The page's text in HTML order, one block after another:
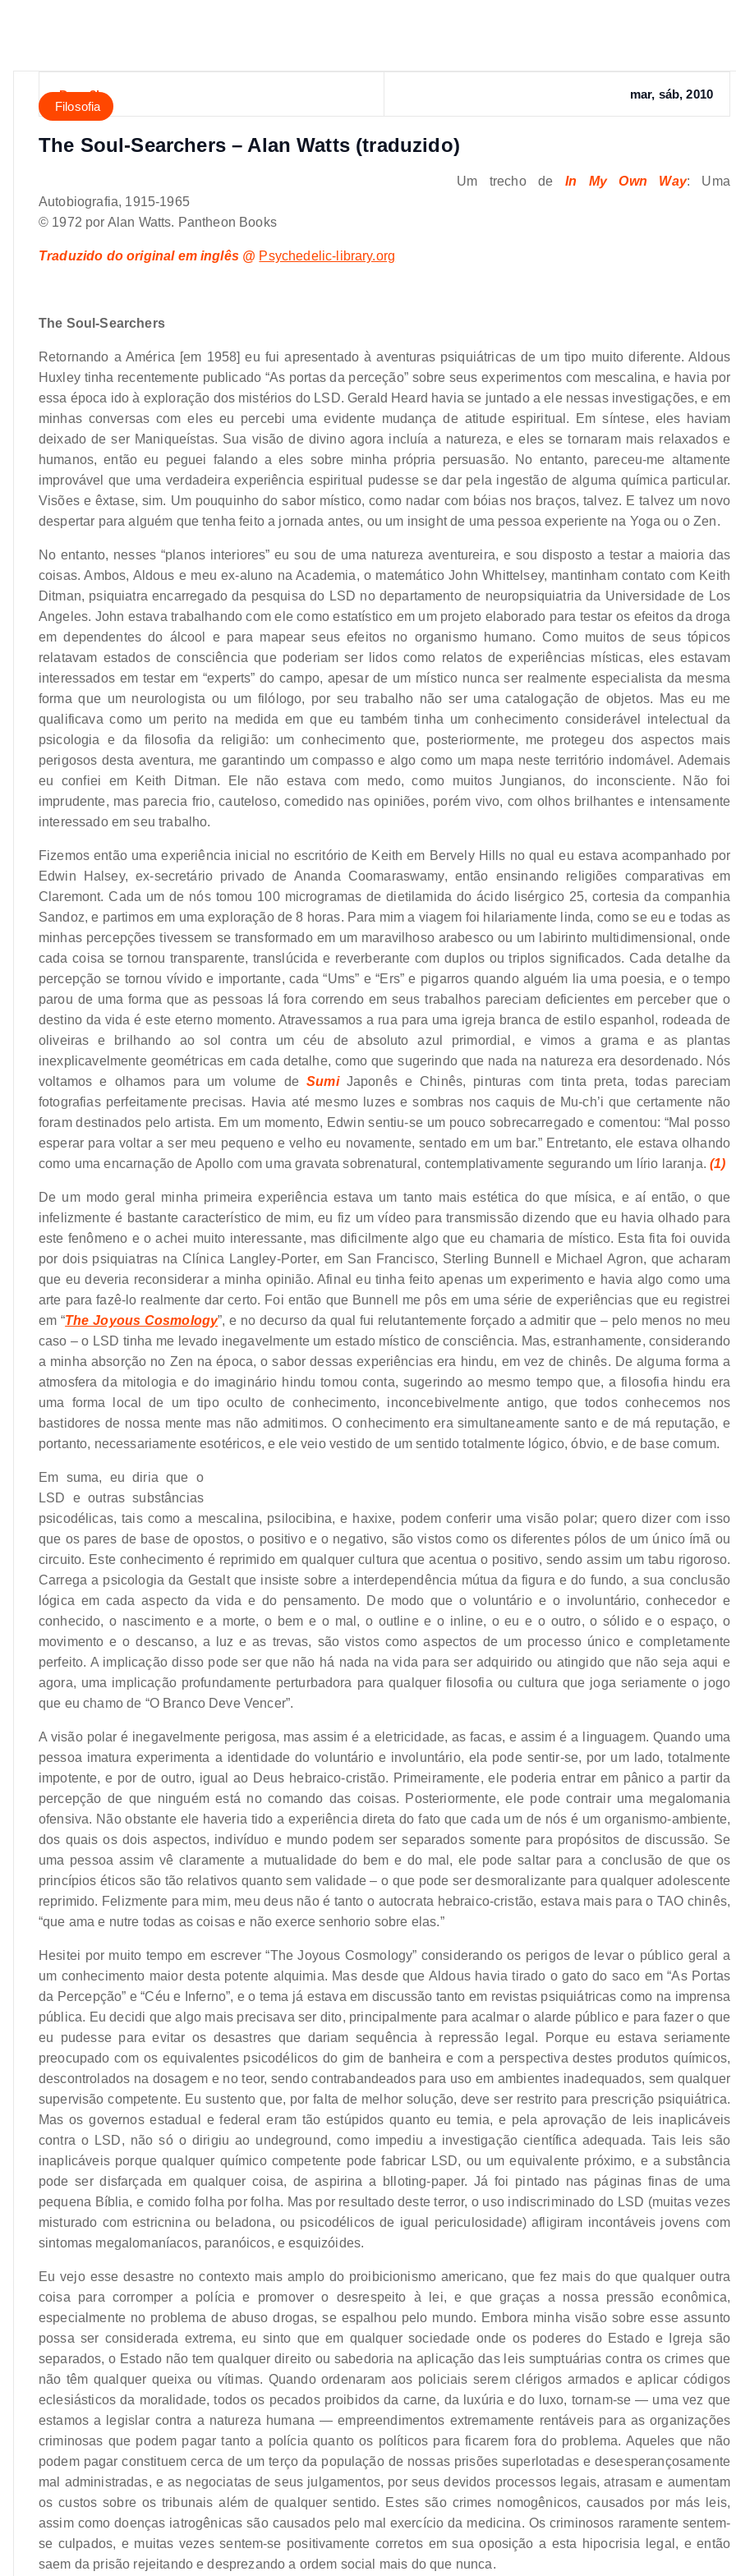
Dany3l
mar, sáb, 2010
Filosofia
The Soul-Searchers – Alan Watts (traduzido)
Um trecho de In My Own Way: Uma
Autobiografia, 1915-1965
© 1972 por Alan Watts. Pantheon Books
Traduzido do original em inglês @ Psychedelic-library.org
The Soul-Searchers
Retornando a América [em 1958] eu fui apresentado à aventuras psiquiátricas de um tipo muito diferente. Aldous
Huxley tinha recentemente publicado “As portas da perceção” sobre seus experimentos com mescalina, e havia por
essa época ido à exploração dos mistérios do LSD. Gerald Heard havia se juntado a ele nessas investigações, e em
minhas conversas com eles eu percebi uma evidente mudança de atitude espiritual. Em síntese, eles haviam
deixado de ser Maniqueístas. Sua visão de divino agora incluía a natureza, e eles se tornaram mais relaxados e
humanos, então eu peguei falando a eles sobre minha própria persuasão. No entanto, pareceu-me altamente
improvável que uma verdadeira experiência espiritual pudesse se dar pela ingestão de alguma química particular.
Visões e êxtase, sim. Um pouquinho do sabor místico, como nadar com bóias nos braços, talvez. E talvez um novo
despertar para alguém que tenha feito a jornada antes, ou um insight de uma pessoa experiente na Yoga ou o Zen.
No entanto, nesses “planos interiores” eu sou de uma natureza aventureira, e sou disposto a testar a maioria das
coisas. Ambos, Aldous e meu ex-aluno na Academia, o matemático John Whittelsey, mantinham contato com Keith
Ditman, psiquiatra encarregado da pesquisa do LSD no departamento de neuropsiquiatria da Universidade de Los
Angeles. John estava trabalhando com ele como estatístico em um projeto elaborado para testar os efeitos da droga
em dependentes do álcool e para mapear seus efeitos no organismo humano. Como muitos de seus tópicos
relatavam estados de consciência que poderiam ser lidos como relatos de experiências místicas, eles estavam
interessados em testar em “experts” do campo, apesar de um místico nunca ser realmente especialista da mesma
forma que um neurologista ou um filólogo, por seu trabalho não ser uma catalogação de objetos. Mas eu me
qualificava como um perito na medida em que eu também tinha um conhecimento considerável intelectual da
psicologia e da filosofia da religião: um conhecimento que, posteriormente, me protegeu dos aspectos mais
perigosos desta aventura, me garantindo um compasso e algo como um mapa neste território indomável. Ademais
eu confiei em Keith Ditman. Ele não estava com medo, como muitos Jungianos, do inconsciente. Não foi
imprudente, mas parecia frio, cauteloso, comedido nas opiniões, porém vivo, com olhos brilhantes e intensamente
interessado em seu trabalho.
Fizemos então uma experiência inicial no escritório de Keith em Bervely Hills no qual eu estava acompanhado por
Edwin Halsey, ex-secretário privado de Ananda Coomaraswamy, então ensinando religiões comparativas em
Claremont. Cada um de nós tomou 100 microgramas de dietilamida do ácido lisérgico 25, cortesia da companhia
Sandoz, e partimos em uma exploração de 8 horas. Para mim a viagem foi hilariamente linda, como se eu e todas as
minhas percepções tivessem se transformado em um maravilhoso arabesco ou um labirinto multidimensional, onde
cada coisa se tornou transparente, translúcida e reverberante com duplos ou triplos significados. Cada detalhe da
percepção se tornou vívido e importante, cada “Ums” e “Ers” e pigarros quando alguém lia uma poesia, e o tempo
parou de uma forma que as pessoas lá fora correndo em seus trabalhos pareciam deficientes em perceber que o
destino da vida é este eterno momento. Atravessamos a rua para uma igreja branca de estilo espanhol, rodeada de
oliveiras e brilhando ao sol contra um céu de absoluto azul primordial, e vimos a grama e as plantas
inexplicavelmente geométricas em cada detalhe, como que sugerindo que nada na natureza era desordenado. Nós
voltamos e olhamos para um volume deSumiJaponês e Chinês, pinturas com tinta preta, todas pareciam
fotografias perfeitamente precisas. Havia até mesmo luzes e sombras nos caquis de Mu-ch’i que certamente não
foram destinados pelo artista. Em um momento, Edwin sentiu-se um pouco sobrecarregado e comentou: “Mal posso
esperar para voltar a ser meu pequeno e velho eu novamente, sentado em um bar.” Entretanto, ele estava olhando
como uma encarnação de Apollo com uma gravata sobrenatural, contemplativamente segurando um lírio laranja.(1)
De um modo geral minha primeira experiência estava um tanto mais estética do que mísica, e aí então, o que
infelizmente é bastante característico de mim, eu fiz um vídeo para transmissão dizendo que eu havia olhado para
este fenômeno e o achei muito interessante, mas dificilmente algo que eu chamaria de místico. Esta fita foi ouvida
por dois psiquiatras na Clínica Langley-Porter, em San Francisco, Sterling Bunnell e Michael Agron, que acharam
que eu deveria reconsiderar a minha opinião. Afinal eu tinha feito apenas um experimento e havia algo como uma
arte para fazê-lo realmente dar certo. Foi então que Bunnell me pôs em uma série de experiências que eu registrei
em “The Joyous Cosmology”, e no decurso da qual fui relutantemente forçado a admitir que – pelo menos no meu
caso – o LSD tinha me levado inegavelmente um estado místico de consciência. Mas, estranhamente, considerando
a minha absorção no Zen na época, o sabor dessas experiências era hindu, em vez de chinês. De alguma forma a
atmosfera da mitologia e do imaginário hindu tomou conta, sugerindo ao mesmo tempo que, a filosofia hindu era
uma forma local de um tipo oculto de conhecimento, inconcebivelmente antigo, que todos conhecemos nos
bastidores de nossa mente mas não admitimos. O conhecimento era simultaneamente santo e de má reputação, e
portanto, necessariamente esotéricos, e ele veio vestido de um sentido totalmente lógico, óbvio, e de base comum.
Em suma, eu diria que o
LSD e outras substâncias
psicodélicas, tais como a mescalina, psilocibina, e haxixe, podem conferir uma visão polar; quero dizer com isso
que os pares de base de opostos, o positivo e o negativo, são vistos como os diferentes pólos de um único ímã ou
circuito. Este conhecimento é reprimido em qualquer cultura que acentua o positivo, sendo assim um tabu rigoroso.
Carrega a psicologia da Gestalt que insiste sobre a interdependência mútua da figura e do fundo, a sua conclusão
lógica em cada aspecto da vida e do pensamento. De modo que o voluntário e o involuntário, conhecedor e
conhecido, o nascimento e a morte, o bem e o mal, o outline e o inline, o eu e o outro, o sólido e o espaço, o
movimento e o descanso, a luz e as trevas, são vistos como aspectos de um processo único e completamente
perfeito. A implicação disso pode ser que não há nada na vida para ser adquirido ou atingido que não seja aqui e
agora, uma implicação profundamente perturbadora para qualquer filosofia ou cultura que joga seriamente o jogo
que eu chamo de “O Branco Deve Vencer”.
A visão polar é inegavelmente perigosa, mas assim é a eletricidade, as facas, e assim é a linguagem. Quando uma
pessoa imatura experimenta a identidade do voluntário e involuntário, ela pode sentir-se, por um lado, totalmente
impotente, e por de outro, igual ao Deus hebraico-cristão. Primeiramente, ele poderia entrar em pânico a partir da
percepção de que ninguém está no comando das coisas. Posteriormente, ele pode contrair uma megalomania
ofensiva. Não obstante ele haveria tido a experiência direta do fato que cada um de nós é um organismo-ambiente,
dos quais os dois aspectos, indivíduo e mundo podem ser separados somente para propósitos de discussão. Se
uma pessoa assim vê claramente a mutualidade do bem e do mal, ele pode saltar para a conclusão de que os
princípios éticos são tão relativos quanto sem validade – o que pode ser desmoralizante para qualquer adolescente
reprimido. Felizmente para mim, meu deus não é tanto o autocrata hebraico-cristão, estava mais para o TAO chinês,
“que ama e nutre todas as coisas e não exerce senhorio sobre elas.”
Hesitei por muito tempo em escrever “The Joyous Cosmology” considerando os perigos de levar o público geral a
um conhecimento maior desta potente alquimia. Mas desde que Aldous havia tirado o gato do saco em “As Portas
da Percepção” e “Céu e Inferno”, e o tema já estava em discussão tanto em revistas psiquiátricas como na imprensa
pública. Eu decidi que algo mais precisava ser dito, principalmente para acalmar o alarde público e para fazer o que
eu pudesse para evitar os desastres que dariam sequência à repressão legal. Porque eu estava seriamente
preocupado com os equivalentes psicodélicos do gim de banheira e com a perspectiva destes produtos químicos,
descontrolados na dosagem e no teor, sendo contrabandeados para uso em ambientes inadequados, sem qualquer
supervisão competente. Eu sustento que, por falta de melhor solução, deve ser restrito para prescrição psiquiátrica.
Mas os governos estadual e federal eram tão estúpidos quanto eu temia, e pela aprovação de leis inaplicáveis
contra o LSD, não só o dirigiu ao undeground, como impediu a investigação científica adequada. Tais leis são
inaplicáveis porque qualquer químico competente pode fabricar LSD, ou um equivalente próximo, e a substância
pode ser disfarçada em qualquer coisa, de aspirina a blloting-paper. Já foi pintado nas páginas finas de uma
pequena Bíblia, e comido folha por folha. Mas por resultado deste terror, o uso indiscriminado do LSD (muitas vezes
misturado com estricnina ou beladona, ou psicodélicos de igual periculosidade) afligiram incontáveis jovens com
sintomas megalomaníacos, paranóicos, e esquizóides.
Eu vejo esse desastre no contexto mais amplo do proibicionismo americano, que fez mais do que qualquer outra
coisa para corromper a polícia e promover o desrespeito à lei, e que graças a nossa pressão econômica,
especialmente no problema de abuso drogas, se espalhou pelo mundo. Embora minha visão sobre esse assunto
possa ser considerada extrema, eu sinto que em qualquer sociedade onde os poderes do Estado e Igreja são
separados, o Estado não tem qualquer direito ou sabedoria na aplicação das leis sumptuárias contra os crimes que
não têm qualquer queixa ou vítimas. Quando ordenaram aos policiais serem clérigos armados e aplicar códigos
eclesiásticos da moralidade, todos os pecados proibidos da carne, da luxúria e do luxo, tornam-se — uma vez que
estamos a legislar contra a natureza humana — empreendimentos extremamente rentáveis para as organizações
criminosas que podem pagar tanto a polícia quanto os políticos para ficarem fora do problema. Aqueles que não
podem pagar constituem cerca de um terço da população de nossas prisões superlotadas e desesperançosamente
mal administradas, e as negociatas de seus julgamentos, por seus devidos processos legais, atrasam e aumentam
os custos sobre os tribunais além de qualquer sentido. Estes são crimes nomogênicos, causados por más leis,
assim como doenças iatrogênicas são causados pelo mal exercício da medicina. Os criminosos raramente sentem-
se culpados, e muitas vezes sentem-se positivamente corretos em sua oposição a esta hipocrisia legal, e então
saem da prisão rejeitando e desprezando a ordem social mais do que nunca.